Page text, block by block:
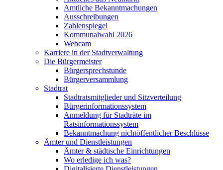
Amtliche Bekanntmachungen
Ausschreibungen
Zahlenspiegel
Kommunalwahl 2026
Webcam
Karriere in der Stadtverwaltung
Die Bürgermeister
Bürgersprechstunde
Bürgerversammlung
Stadtrat
Stadtratsmitglieder und Sitzverteilung
Bürgerinformationssystem
Anmeldung für Stadträte im
Ratsinformationssystem
Bekanntmachung nichtöffentlicher Beschlüsse
Ämter und Dienstleistungen
Ämter & städtische Einrichtungen
Wo erledige ich was?